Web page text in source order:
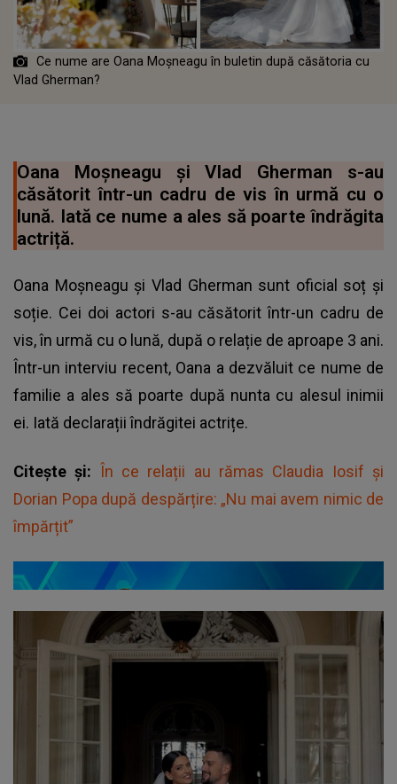
Ce nume are Oana Moșneagu în buletin după căsătoria cu
Vlad Gherman?
Oana Moșneagu și Vlad Gherman s-au
căsătorit într-un cadru de vis în urmă cu o
lună. Iată ce nume a ales să poarte îndrăgita
actriță.
Oana Moșneagu și Vlad Gherman sunt oficial soț și
soție. Cei doi actori s-au căsătorit într-un cadru de
vis, în urmă cu o lună, după o relație de aproape 3 ani.
Într-un interviu recent, Oana a dezvăluit ce nume de
familie a ales să poarte după nunta cu alesul inimii
ei. Iată declarații îndrăgitei actrițe.
Citește și: În ce relații au rămas Claudia Iosif și
Dorian Popa după despărțire: „Nu mai avem nimic de
împărțit”